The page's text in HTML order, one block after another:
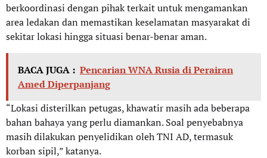
berkoordinasi dengan pihak terkait untuk mengamankan
area ledakan dan memastikan keselamatan masyarakat di
sekitar lokasi hingga situasi benar-benar aman.
BACA JUGA : Pencarian WNA Rusia di Perairan
Amed Diperpanjang
“Lokasi disterilkan petugas, khawatir masih ada beberapa
bahan bahaya yang perlu diamankan. Soal penyebabnya
masih dilakukan penyelidikan oleh TNI AD, termasuk
korban sipil,” katanya.